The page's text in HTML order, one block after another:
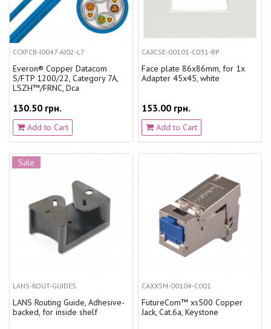
CCXFCB-I0047-AI02-L7
Everon® Copper Datacom
S/FTP 1200/22, Category 7A,
LSZH™/FRNC, Dca
130.50 грн.
Add to Cart
CAXCSE-00101-C031-BP
Face plate 86x86mm, for 1x
Adapter 45x45, white
153.00 грн.
Add to Cart
Sale
LANS-ROUT-GUIDES
LANS Routing Guide, Adhesive-
backed, for inside shelf
CAXXSM-00104-C001
FutureCom™ xs500 Copper
Jack, Cat.6a, Keystone